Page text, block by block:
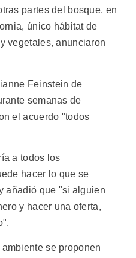
partes del bosque, en
único hábitat de
vegetales, anunciaron
Feinstein de
semanas de
el acuerdo "todos
a todos los
hacer lo que se
añadió que "si alguien
y hacer una oferta,
se proponen